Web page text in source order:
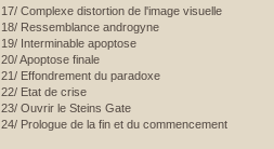
17/ Complexe distortion de l'image visuelle
18/ Ressemblance androgyne
19/ Interminable apoptose
20/ Apoptose finale
21/ Effondrement du paradoxe
22/ Etat de crise
23/ Ouvrir le Steins Gate
24/ Prologue de la fin et du commencement